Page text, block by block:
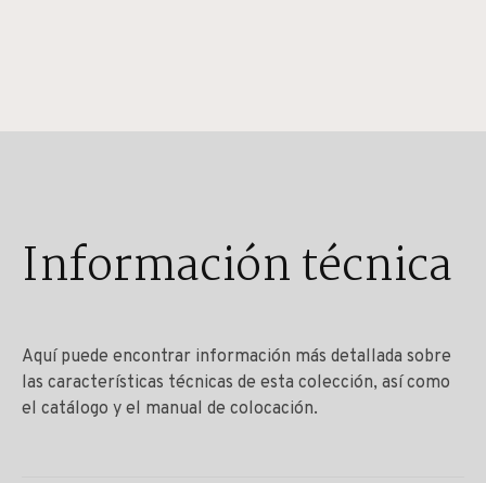
Información técnica
Aquí puede encontrar información más detallada sobre
las características técnicas de esta colección, así como
el catálogo y el manual de colocación.